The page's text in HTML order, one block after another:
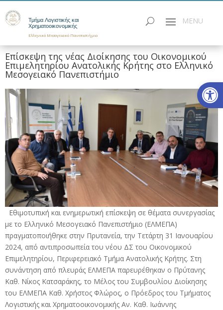
Τμήμα Λογιστικής και
Χρηματοοικονομικής
Ελληνικό Μεσογειακό Πανεπιστήμιο
Επίσκεψη της νέας Διοίκησης του Οικονομικού
Επιμελητηρίου Ανατολικής Κρήτης στο Ελληνικό
Μεσογειακό Πανεπιστήμιο
Εθιμοτυπική και ενημερωτική επίσκεψη σε θέματα συνεργασίας
με το Ελληνικό Μεσογειακό Πανεπιστήμιο (ΕΛΜΕΠΑ)
πραγματοποιήθηκε στην Πρυτανεία, την Τετάρτη 31 Ιανουαρίου
2024, από αντιπροσωπεία του νέου ΔΣ του Οικονομικού
Επιμελητηρίου, Περιφερειακό Τμήμα Ανατολικής Κρήτης. Στη
συνάντηση από πλευράς ΕΛΜΕΠΑ παρευρέθηκαν ο Πρύτανης
Καθ. Νίκος Κατσαράκης, το Μέλος του Συμβουλίου Διοίκησης
του ΕΛΜΕΠΑ Καθ. Χρήστος Φλώρος, ο Πρόεδρος του Τμήματος
Λογιστικής και Χρηματοοικονομικής Αν. Καθ. Ιωάννης